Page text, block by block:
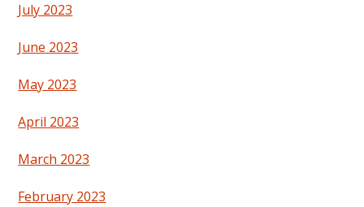
July 2023
June 2023
May 2023
April 2023
March 2023
February 2023